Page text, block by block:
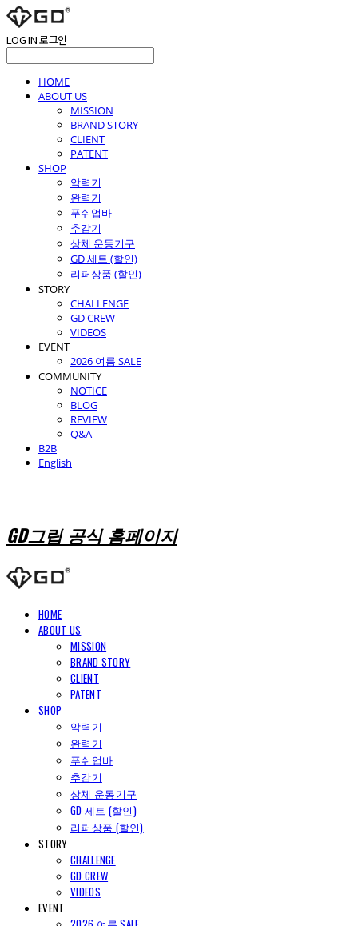
LOG IN로그인
HOME
ABOUT US
MISSION
BRAND STORY
CLIENT
PATENT
SHOP
악력기
완력기
푸쉬업바
추감기
상체 운동기구
GD 세트 (할인)
리퍼상품 (할인)
STORY
CHALLENGE
GD CREW
VIDEOS
EVENT
2026 여름 SALE
COMMUNITY
NOTICE
BLOG
REVIEW
Q&A
B2B
English
GD그립 공식 홈페이지
HOME
ABOUT US
MISSION
BRAND STORY
CLIENT
PATENT
SHOP
악력기
완력기
푸쉬업바
추감기
상체 운동기구
GD 세트 (할인)
리퍼상품 (할인)
STORY
CHALLENGE
GD CREW
VIDEOS
EVENT